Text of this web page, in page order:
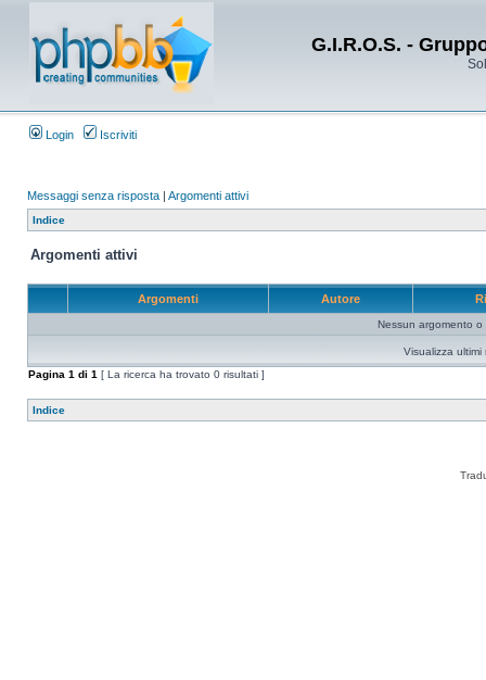
G.I.R.O.S. -
Login Iscriviti
Messaggi senza risposta | Argomenti attivi
Indice
Argomenti attivi
Argomenti Autore
Nessun argomento o
Visualizza ultimi
Pagina 1 di 1 [ La ricerca ha trovato 0 risultati ]
Indice